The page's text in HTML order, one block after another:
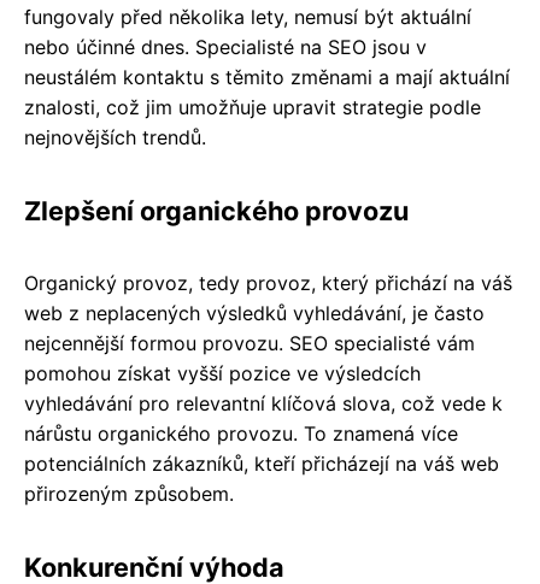
fungovaly před několika lety, nemusí být aktuální
nebo účinné dnes. Specialisté na SEO jsou v
neustálém kontaktu s těmito změnami a mají aktuální
znalosti, což jim umožňuje upravit strategie podle
nejnovějších trendů.
Zlepšení organického provozu
Organický provoz, tedy provoz, který přichází na váš
web z neplacených výsledků vyhledávání, je často
nejcennější formou provozu. SEO specialisté vám
pomohou získat vyšší pozice ve výsledcích
vyhledávání pro relevantní klíčová slova, což vede k
nárůstu organického provozu. To znamená více
potenciálních zákazníků, kteří přicházejí na váš web
přirozeným způsobem.
Konkurenční výhoda